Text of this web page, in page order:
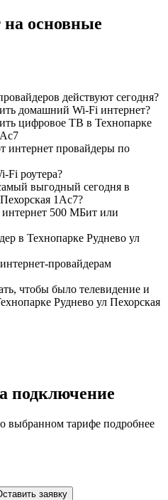
основные
действуют сегодня?
домашний Wi-Fi интернет?
цифровое ТВ в Технопарке
интернет провайдеры по
Fi роутера?
выгодный сегодня в
1Ас7?
500 МБит или
в Технопарке Руднево ул
провайдерам
чтобы было телевидение и
Руднево ул Пехорская
подключение
выбранном тарифе подробнее
заявку